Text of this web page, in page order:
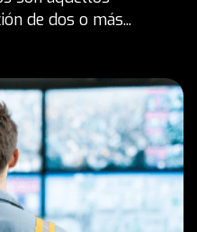
de dos o más...